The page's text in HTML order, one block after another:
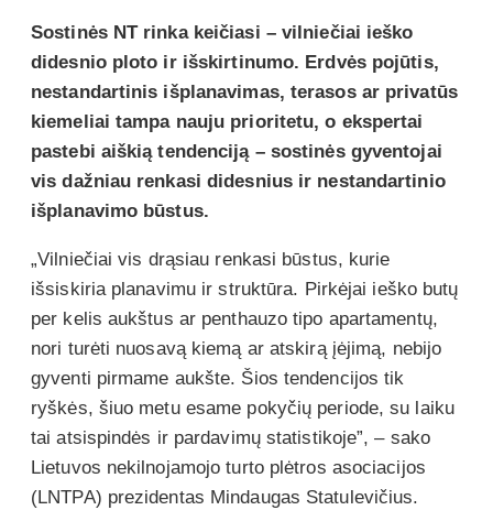
Sostinės NT rinka keičiasi – vilniečiai ieško
didesnio ploto ir išskirtinumo. Erdvės pojūtis,
nestandartinis išplanavimas, terasos ar privatūs
kiemeliai tampa nauju prioritetu, o ekspertai
pastebi aiškią tendenciją – sostinės gyventojai
vis dažniau renkasi didesnius ir nestandartinio
išplanavimo būstus.
„Vilniečiai vis drąsiau renkasi būstus, kurie
išsiskiria planavimu ir struktūra. Pirkėjai ieško butų
per kelis aukštus ar penthauzo tipo apartamentų,
nori turėti nuosavą kiemą ar atskirą įėjimą, nebijo
gyventi pirmame aukšte. Šios tendencijos tik
ryškės, šiuo metu esame pokyčių periode, su laiku
tai atsispindės ir pardavimų statistikoje”, – sako
Lietuvos nekilnojamojo turto plėtros asociacijos
(LNTPA) prezidentas Mindaugas Statulevičius.